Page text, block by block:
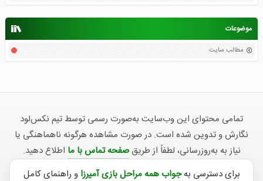
موضوعات
مطالب سایت
تمامی محتوای این وب‌سایت به‌صورت رسمی توسط تیم نکس‌لود
نگارش و تدوین شده است. در صورت مشاهده هرگونه ناهماهنگی یا
نیاز به به‌روزرسانی، لطفاً از طریقصفحه تماس با ما اطلاع دهید.
برای دسترسی به جواب همه مراحل بازی آمیرزا و راهنمای کامل